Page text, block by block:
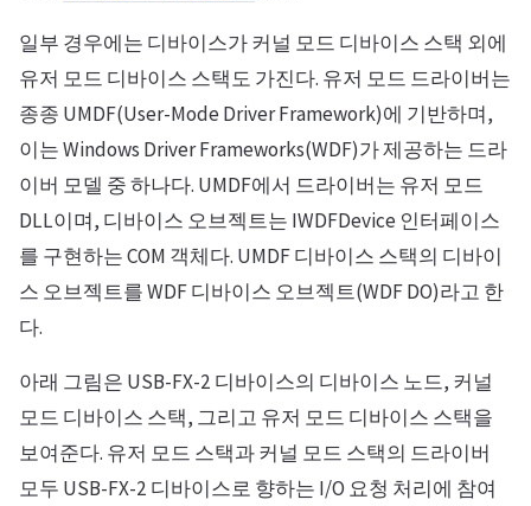
일부 경우에는 디바이스가 커널 모드 디바이스 스택 외에
유저 모드 디바이스 스택도 가진다. 유저 모드 드라이버는
종종 UMDF(User-Mode Driver Framework)에 기반하며,
이는 Windows Driver Frameworks(WDF)가 제공하는 드라
이버 모델 중 하나다. UMDF에서 드라이버는 유저 모드
DLL이며, 디바이스 오브젝트는 IWDFDevice 인터페이스
를 구현하는 COM 객체다. UMDF 디바이스 스택의 디바이
스 오브젝트를 WDF 디바이스 오브젝트(WDF DO)라고 한
다.
아래 그림은 USB-FX-2 디바이스의 디바이스 노드, 커널
모드 디바이스 스택, 그리고 유저 모드 디바이스 스택을
보여준다. 유저 모드 스택과 커널 모드 스택의 드라이버
모두 USB-FX-2 디바이스로 향하는 I/O 요청 처리에 참여